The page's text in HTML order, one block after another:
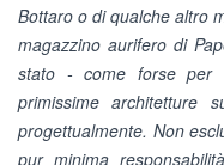
Bottaro o di qualche altro
magazzino aurifero di
stato - come forse per
primissime architetture
progettualmente. Non
pur minima